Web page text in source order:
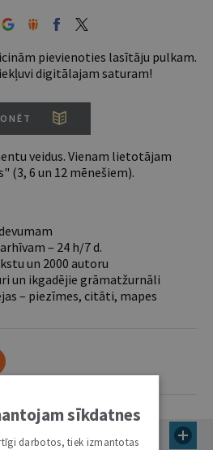
pievienoties lasītāju pulkam.
digitālajam saturam!
veidus. Vienam lietotājam
(3, 6 un 12 mēnešiem).
– 24 h/7 d.
un 2000 autoru
un ikgadējie grāmatžurnāli
– piezīmes, citāti, mapes
sīkdatnes
darbotos, tiek izmantotas